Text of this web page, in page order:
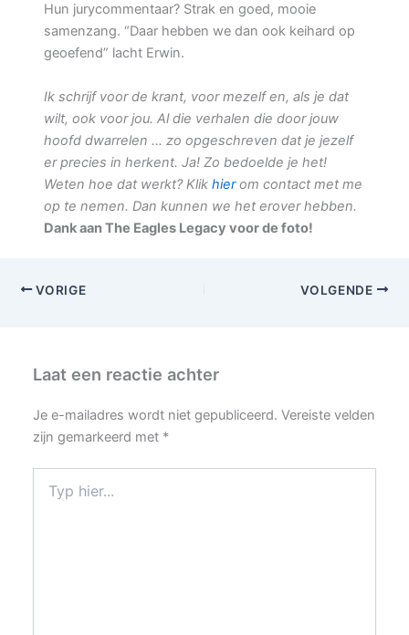
Hun jurycommentaar? Strak en goed, mooie
samenzang. “Daar hebben we dan ook keihard op
geoefend” lacht Erwin.
Ik schrijf voor de krant, voor mezelf en, als je dat
wilt, ook voor jou. Al die verhalen die door jouw
hoofd dwarrelen … zo opgeschreven dat je jezelf
er precies in herkent. Ja! Zo bedoelde je het!
Weten hoe dat werkt? Klik hierom contact met me
op te nemen. Dan kunnen we het erover hebben.
Dank aan The Eagles Legacy voor de foto!
VORIGE VOLGENDE
Laat een reactie achter
Je e-mailadres wordt niet gepubliceerd. Vereiste velden
zijn gemarkeerd met *
hier...